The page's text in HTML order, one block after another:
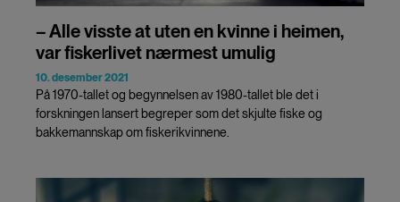
– Alle visste at uten en kvinne i heimen,
var fiskerlivet nærmest umulig
10. desember 2021
På 1970-tallet og begynnelsen av 1980-tallet ble det i
forskningen lansert begreper som det skjulte fiske og
bakkemannskap om fiskerikvinnene.